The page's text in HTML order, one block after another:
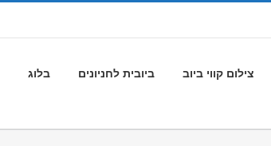
צילום קווי ביוב ביובית לחניונים בלוג